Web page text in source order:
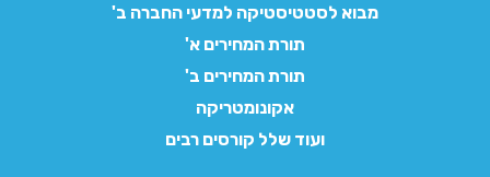
מבוא לסטטיסטיקה למדעי החברה ב'
תורת המחירים א'
תורת המחירים ב'
אקונומטריקה
ועוד שלל קורסים רבים